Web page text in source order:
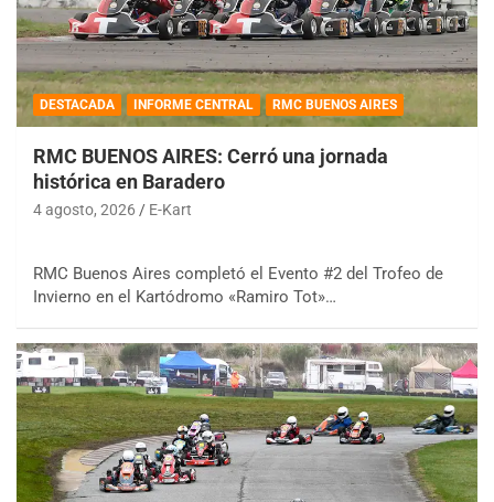
DESTACADA INFORME CENTRAL RMC BUENOS AIRES
RMC BUENOS AIRES: Cerró una jornada
histórica en Baradero
4 agosto, 2026 E-Kart
RMC Buenos Aires completó el Evento #2 del Trofeo de
Invierno en el Kartódromo «Ramiro Tot»…